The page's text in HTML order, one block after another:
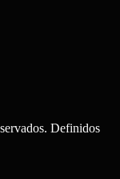
Definidos